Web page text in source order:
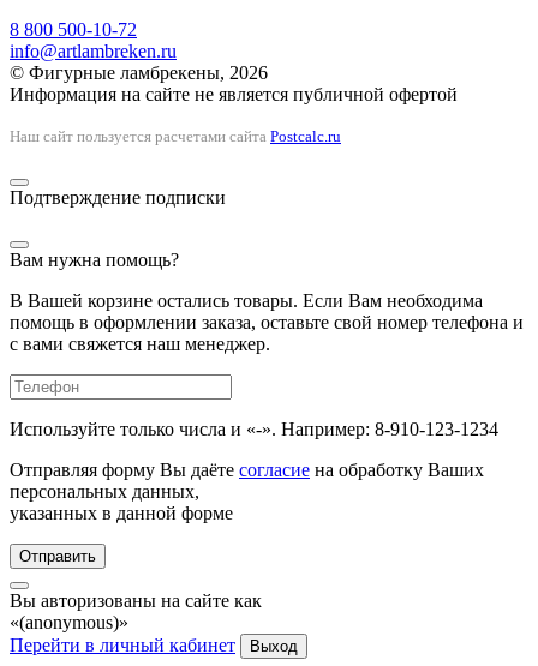
8 800 500-10-72
info@artlambreken.ru
© Фигурные ламбрекены, 2026
Информация на сайте не является публичной офертой
Наш сайт пользуется расчетами сайта Postcalc.ru
Подтверждение подписки
Вам нужна помощь?
В Вашей корзине остались товары. Если Вам необходима
помощь в оформлении заказа, оставьте свой номер телефона и
с вами свяжется наш менеджер.
Используйте только числа и «-». Например: 8-910-123-1234
Отправляя форму Вы даёте согласие на обработку Ваших
персональных данных,
указанных в данной форме
Отправить
Вы авторизованы на сайте как
«(anonymous)»
Перейти в личный кабинет
Выход